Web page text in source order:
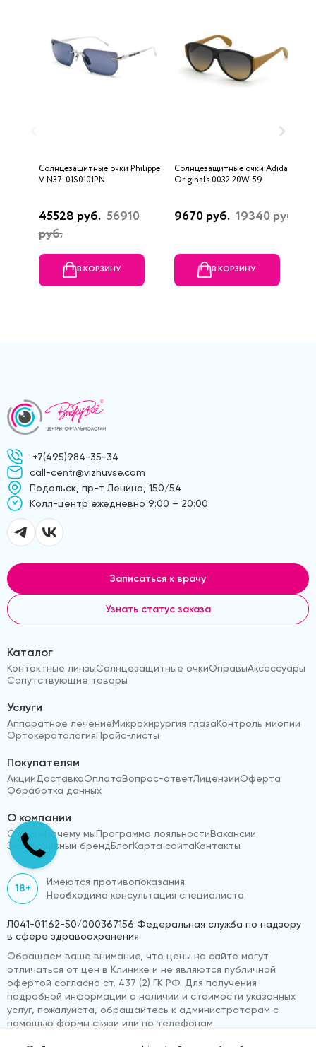
Солнцезащитные очки Philippe
V N37-01S0101PN
45528 руб. 56910
руб.
В КОРЗИНУ
Солнцезащитные очки Adidas
Originals 0032 20W 59
9670 руб. 19340 руб.
В КОРЗИНУ
+7(495)984-35-34
call-centr@vizhuvse.com
Подольск, пр-т Ленина, 150/54
Kолл-центр ежедневно 9:00 – 20:00
Записаться к врачу
Узнать статус заказа
Каталог
Контактные линзыСолнцезащитные очкиОправыАксессуары
Сопутствующие товары
Услуги
Аппаратное лечениеМикрохирургия глазаКонтроль миопии
ОртокератологияПрайс-листы
Покупателям
АкцииДоставкаОплатаВопрос-ответЛицензииОферта
Обработка данных
О компании
Отзывы Почему мыПрограмма лояльностиВакансии
Эксклюзивный брендБлогКарта сайтаКонтакты
18+
Имеются противопоказания.
Необходима консультация специалиста
Л041-01162-50/000367156 Федеральная служба по надзору
в сфере здравоохранения
Обращаем ваше внимание, что цены на сайте могут
отличаться от цен в Клинике и не являются публичной
офертой согласно ст. 437 (2) ГК РФ. Для получения
подробной информации о наличии и стоимости указанных
услуг, пожалуйста, обращайтесь к администраторам с
помощью формы связи или по телефонам.